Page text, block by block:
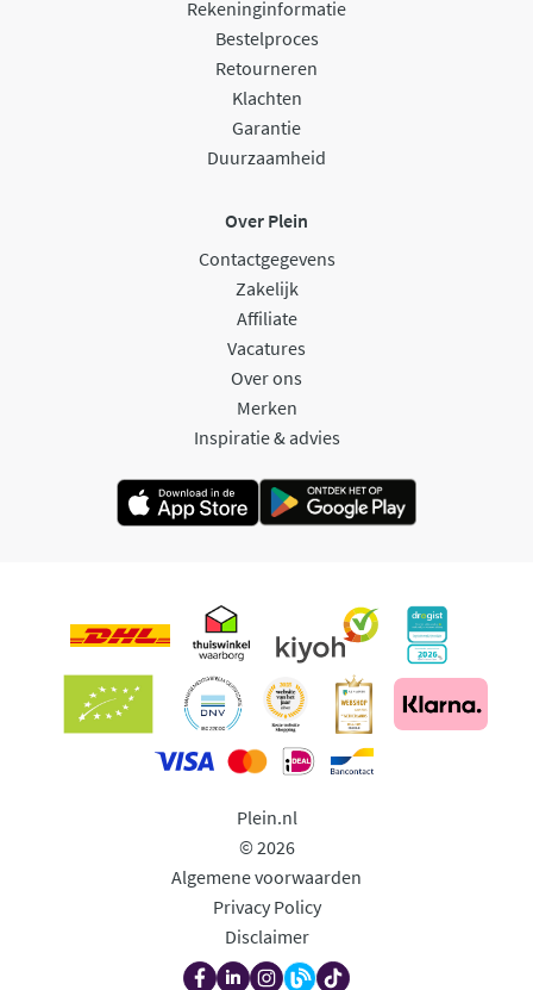
Rekeninginformatie
Bestelproces
Retourneren
Klachten
Garantie
Duurzaamheid
Over Plein
Contactgegevens
Zakelijk
Affiliate
Vacatures
Over ons
Merken
Inspiratie & advies
Plein.nl
© 2026
Algemene voorwaarden
Privacy Policy
Disclaimer